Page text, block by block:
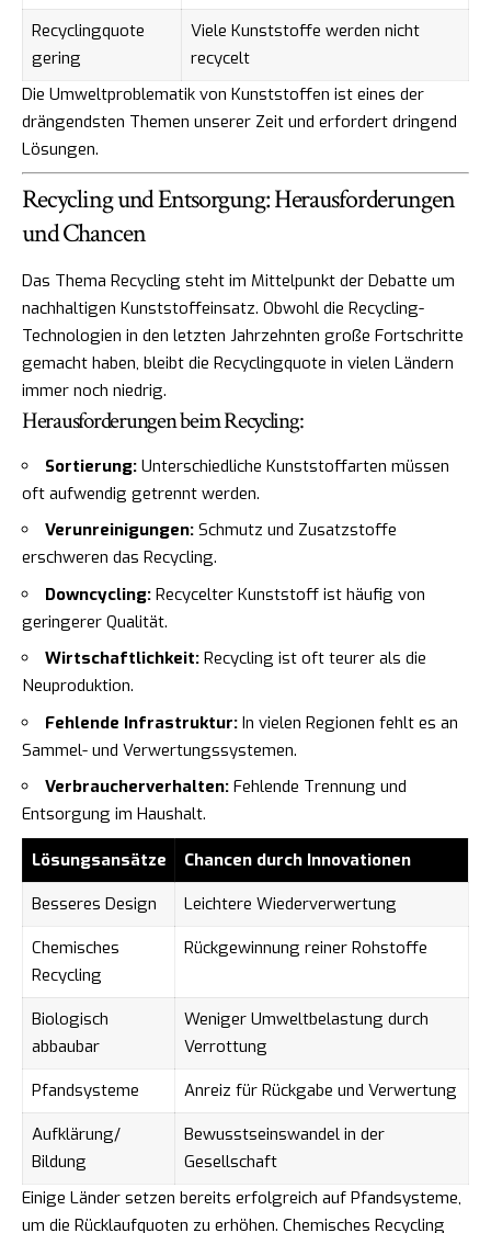
Recyclingquote
gering
Viele Kunststoffe werden nicht
recycelt
Die Umweltproblematik von Kunststoffen ist eines der
drängendsten Themen unserer Zeit und erfordert dringend
Lösungen.
Recycling und Entsorgung: Herausforderungen
und Chancen
Das Thema Recycling steht im Mittelpunkt der Debatte um
nachhaltigen Kunststoffeinsatz. Obwohl die Recycling-
Technologien in den letzten Jahrzehnten große Fortschritte
gemacht haben, bleibt die Recyclingquote in vielen Ländern
immer noch niedrig.
Herausforderungen beim Recycling:
Sortierung: Unterschiedliche Kunststoffarten müssen
oft aufwendig getrennt werden.
Verunreinigungen: Schmutz und Zusatzstoffe
erschweren das Recycling.
Downcycling: Recycelter Kunststoff ist häufig von
geringerer Qualität.
Wirtschaftlichkeit: Recycling ist oft teurer als die
Neuproduktion.
Fehlende Infrastruktur: In vielen Regionen fehlt es an
Sammel- und Verwertungssystemen.
Verbraucherverhalten: Fehlende Trennung und
Entsorgung im Haushalt.
Lösungsansätze
Chancen durch Innovationen
Besseres Design
Leichtere Wiederverwertung
Chemisches
Recycling
Rückgewinnung reiner Rohstoffe
Biologisch
abbaubar
Weniger Umweltbelastung durch
Verrottung
Pfandsysteme
Anreiz für Rückgabe und Verwertung
Aufklärung/
Bildung
Bewusstseinswandel in der
Gesellschaft
Einige Länder setzen bereits erfolgreich auf Pfandsysteme,
um die Rücklaufquoten zu erhöhen. Chemisches Recycling